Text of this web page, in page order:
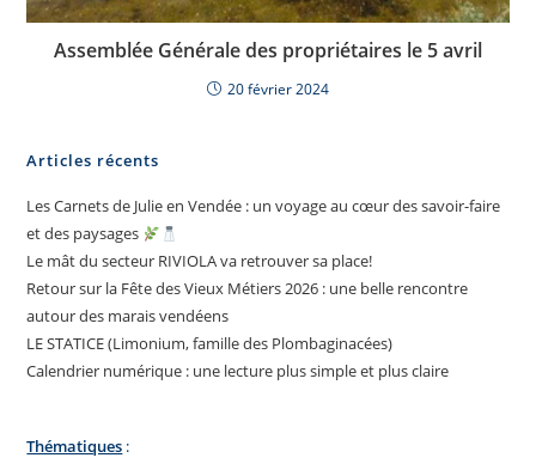
Assemblée Générale des propriétaires le 5 avril
20 février 2024
Articles récents
Les Carnets de Julie en Vendée : un voyage au cœur des savoir-faire
et des paysages
Le mât du secteur RIVIOLA va retrouver sa place!
Retour sur la Fête des Vieux Métiers 2026 : une belle rencontre
autour des marais vendéens
LE STATICE (Limonium, famille des Plombaginacées)
Calendrier numérique : une lecture plus simple et plus claire
Thématiques :